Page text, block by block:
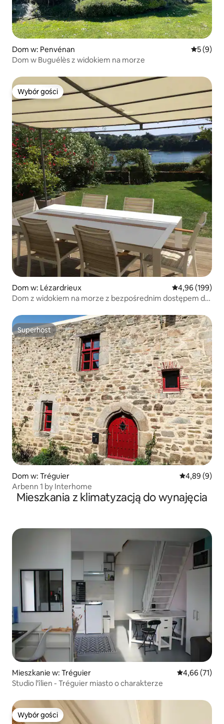
Dom w: Penvénan Średnia
5 (9)
Dom w Buguélès z widokiem na morze
Wybór gości
Wybór gości
Dom w: Lézardrieux Średnia
4,96 (199)
Dom z widokiem na morze z bezpośrednim dostępem do
Superhost
Superhost
Dom w: Tréguier Średnia
4,89 (9)
Arbenn 1 by Interhome
Mieszkania z klimatyzacją do wynajęcia
Mieszkanie w: Tréguier Średnia
4,66 (71)
Studio l'îlien - Tréguier miasto o charakterze
Wybór gości
Wybór gości